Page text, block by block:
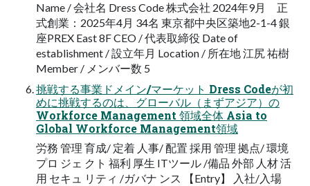
Name / 会社名 Dress Code 株式会社 2024年9月 正
式創業：2025年4月 34名 東京都中央区築地2-1-4 銀
座PREX East 8F CEO / 代表取締役 Date of
establishment / 設立年月 Location / 所在地 江尻 祐樹
Member / メンバー数 5
挑戦する事業ドメイン/マーケット Dress Codeが初
めに挑戦するのは、グローバル（まずアジア）の
Workforce Management 領域全体 Asia to
Global Workforce Management領域
労務 管理 育成/ 定着 人事/ 配置 採用 管理 拠点/ 環境
プロ ジェ クト 福利 厚生 ITツール /備品 外部 人材 活
用 セキュ リティ /ガバナ ンス 【Entry】 入社/入場